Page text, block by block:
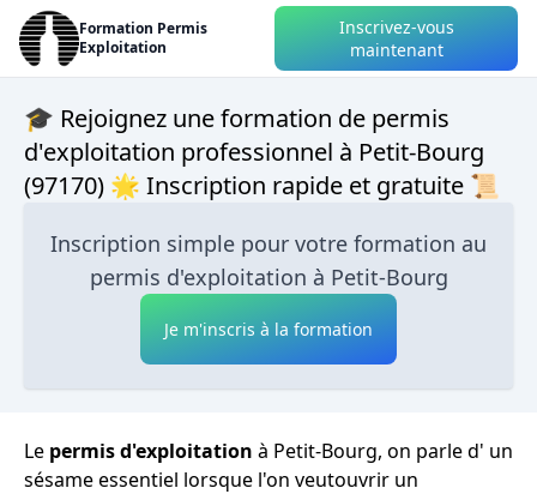
Formation Permis
Exploitation
Inscrivez-vous
maintenant
🎓 Rejoignez une formation de permis
d'exploitation professionnel à Petit-Bourg
(97170) 🌟 Inscription rapide et gratuite 📜
Inscription simple pour votre formation au
permis d'exploitation à Petit-Bourg
Je m'inscris à la formation
Le permis d'exploitation à Petit-Bourg, on parle d' un
sésame essentiel lorsque l'on veutouvrir un